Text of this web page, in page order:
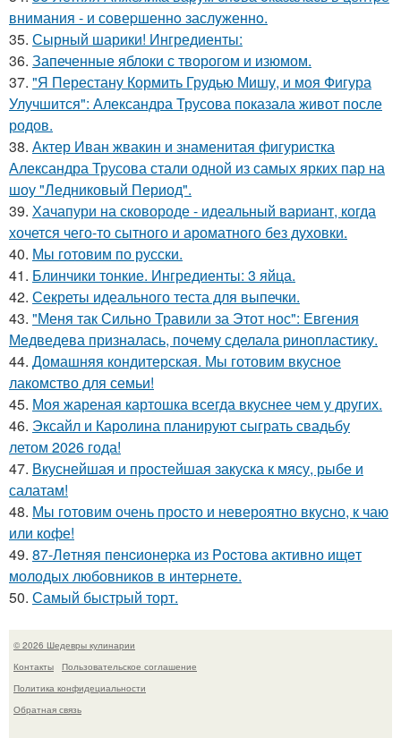
внимания - и сoвеpшеннo заслyженнo.
35. Сырный шарики! Ингредиенты:
36. Запеченные яблоки с творогом и изюмом.
37. "Я Перестану Кормить Грудью Мишу, и моя Фигура
Улучшится": Александра Трусова показала живот после
родов.
38. Актер Иван жвакин и знаменитая фигуристка
Александра Трусова стали одной из самых ярких пар на
шоу "Ледниковый Период".
39. Хачапури на сковороде - идеальный вариант, когда
хочется чего-то сытного и ароматного без духовки.
40. Мы готовим по русски.
41. Блинчики тонкие. Ингредиенты: 3 яйца.
42. Секреты идеального теста для выпечки.
43. "Меня так Сильно Травили за Этот нос": Евгения
Медведева призналась, почему сделала ринопластику.
44. Домашняя кондитерская. Мы готовим вкусное
лакомство для семьи!
45. Моя жареная картошка всегда вкуснее чем у других.
46. Эксайл и Каролина планируют сыграть свадьбу
летом 2026 года!
47. Вкуснейшая и простейшая закуска к мясу, рыбе и
салатам!
48. Мы готовим очень просто и невероятно вкусно, к чаю
или кофе!
49. 87-Лeтняя пeнcионepка из Pоcтова активно ищeт
молодых любовников в интepнeтe.
50. Самый быстрый торт.
© 2026 Шедевры кулинарии
Контакты
Пользовательское соглашение
Политика конфидециальности
Обратная связь